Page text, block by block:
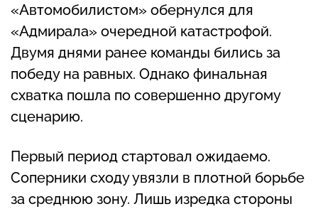
«Автомобилистом» обернулся для
«Адмирала» очередной катастрофой.
Двумя днями ранее команды бились за
победу на равных. Однако финальная
схватка пошла по совершенно другому
сценарию.
Первый период стартовал ожидаемо.
Соперники сходу увязли в плотной борьбе
за среднюю зону. Лишь изредка стороны